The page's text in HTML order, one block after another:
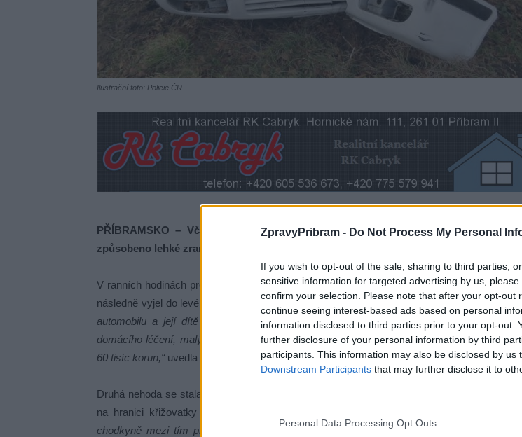
ZpravyPribram - Do Not Process My Personal
If you wish to opt-out of the sale, sharing to third parties,
sensitive information for targeted advertising by us,
confirm your selection. Please note that after your opt-out
continue seeing interest-based ads based on personal
information disclosed to third parties prior to your opt-out.
further disclosure of your personal information by third
participants. This information may also be disclosed by us
Downstream Participants that may further disclose it to
Personal Data Processing Opt Outs
Ilustrační foto: Policie ČR
PŘÍBRAMSKO – Včera došlo na Příbramsku ke dvěma dopravním nehodám, při
způsobeno lehké zranění čtyřem osobám.
V ranních hodinách projížděl přes obec Hudčice padesátiletý řidič, který byl prý při jízdě
následně vyjel do levé poloviny vozovky, kde narazil do protijedoucího vozu.„Motorista,
automobilu a její dítě utrpěli poranění lehčího charakteru. Dospělí lidé byli po ošetření
domácího léčení, malý spolujezdec zůstal v nemocnici hospitalizován. Hmotná škoda byla
60 tisíc korun,“ uvedla příbramská policejní mluvčí Monika Schindlová.
Druhá nehoda se stala včera odpoledne u výjezdu z obchodního domu OBI. Třiačtyřicetiletý
na hranici křižovatky a dával přednost projíždějícím autům ve směru od Tesca.
chodkyně mezi tím procházela před přední částí stojícího vozu, motorista ji ale při